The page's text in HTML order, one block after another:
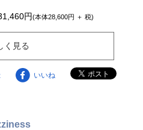
円(本体28,600円 ＋ 税)
く見る
いいね